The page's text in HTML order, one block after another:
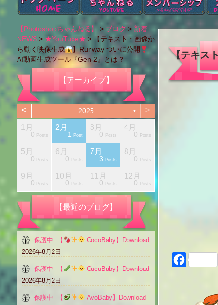
アハ体験【ショー
ト動画】
タイポグラフィ
レタッチ
肌のレタッチ
切り抜き
画像編集
色調補正
カラー変更
Photoshopの機能
Photoshop以外
お知らせ
【テキス
【Photoshopちゃんねる】 > ブログ> 新着
NEWS > ★YouTube★ > 【テキスト・画像か
ら動く映像生成
】Runway ついに公開
AI動画生成ツール『Gen-2』とは？
【アーカイブ】
< 2025 ▼ >
1月
0 Posts
2月
1 Post
3月
0 Posts
4月
0 Posts
5月
0 Posts
6月
0 Posts
7月
3 Posts
8月
0 Posts
9月
0 Posts
10月
0 Posts
11月
0 Posts
12月
0 Posts
【最近のブログ】
保護中: 【
CocoBaby】Download
2026年8月2日
保護中: 【
CucuBaby】Download
2026年8月2日
保護中: 【
AvoBaby】Download